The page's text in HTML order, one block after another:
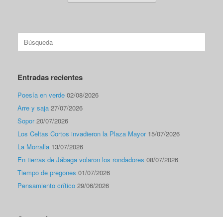
Buscar:
Entradas recientes
Poesía en verde 02/08/2026
Arre y saja 27/07/2026
Sopor 20/07/2026
Los Celtas Cortos invadieron la Plaza Mayor 15/07/2026
La Morralla 13/07/2026
En tierras de Jábaga volaron los rondadores 08/07/2026
Tiempo de pregones 01/07/2026
Pensamiento crítico 29/06/2026